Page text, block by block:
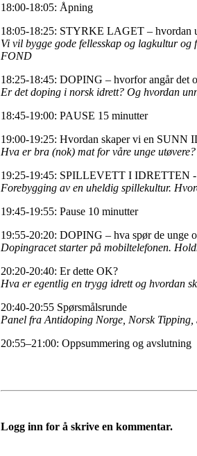
18:00-18:05: Åpning
18:05-18:25: STYRKE LAGET – hvordan
Vi vil bygge gode fellesskap og lagkultur
FOND
18:25-18:45: DOPING – hvorfor angår det
Er det doping i norsk idrett? Og hvordan
18:45-19:00: PAUSE 15 minutter
19:00-19:25: Hvordan skaper vi en SUNN
Hva er bra (nok) mat for våre unge
19:25-19:45: SPILLEVETT I IDRETTEN -
Forebygging av en uheldig spillekultur.
19:45-19:55: Pause 10 minutter
19:55-20:20: DOPING – hva spør de unge
Dopingracet starter på mobiltelefonen.
20:20-20:40: Er dette OK?
Hva er egentlig en trygg idrett og hvordan
20:40-20:55 Spørsmålsrunde
Panel fra Antidoping Norge, Norsk
20:55–21:00: Oppsummering og avslutning
Logg inn for å skrive en kommentar.